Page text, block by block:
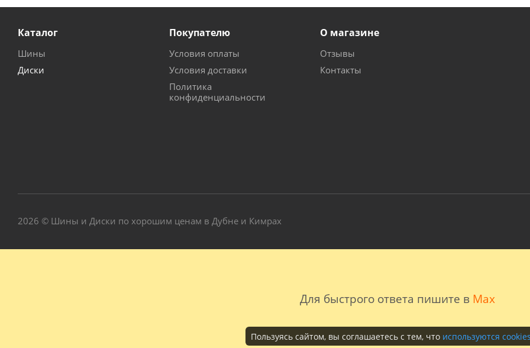
Для быстрого ответа пишите в Max
Каталог
Шины
Диски
Покупателю
Условия оплаты
Условия доставки
Политика
конфиденциальности
О магазине
Отзывы
Контакты
2026 © Шины и Диски по хорошим ценам в Дубне и Кимрах
Пользуясь сайтом, вы соглашаетесь с тем, что используются cookies